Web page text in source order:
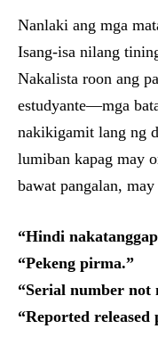
Nanlaki ang mga
Isang-isa nilang
Nakalista roon ang
estudyante—mga
nakikigamit lang ng
lumiban kapag may
bawat pangalan,
“Hindi
“Pekeng pirma.”
“Serial number not
“Reported released